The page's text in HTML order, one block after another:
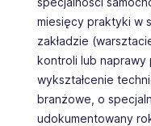
miesięcy praktyki w
zakładzie
kontroli lub naprawy
wykształcenie
branżowe, o
udokumentowany